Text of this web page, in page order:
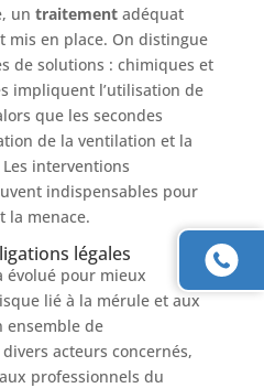
un traitementadéquat
en place. On distingue
de solutions : chimiques et
impliquent l’utilisation de
que les secondes
de la ventilation et la
interventions
indispensables pour
la menace.
légales
évolué pour mieux
lié à la mérule et aux
ensemble de
acteurs concernés,
professionnels du